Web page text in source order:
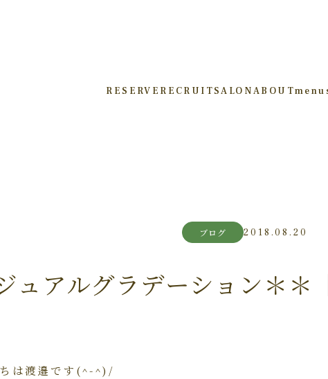
RESERVE RECRUITSALONABOUTmenu
ブログ 2018.08.20
ュアルグラデーション＊＊
は渡邉です(^-^)/